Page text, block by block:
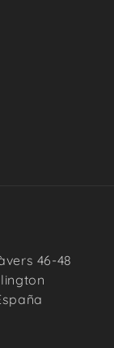
46-48